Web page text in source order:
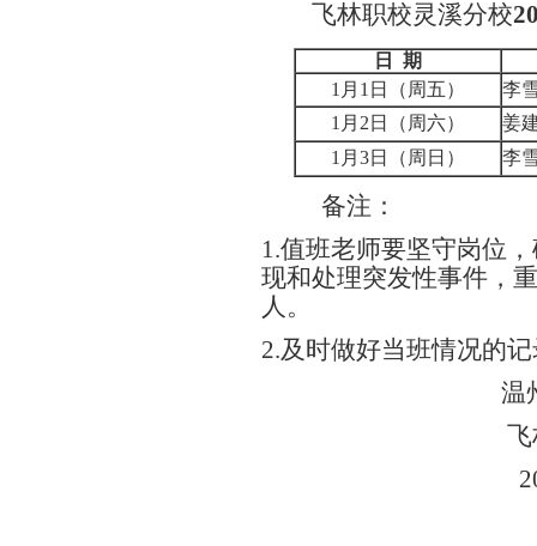
飞林职校灵溪分校
日 期
1月1日（周五）
李
1月2日（周六）
姜
1月3日（周日）
李
备注：
1.值班老师要坚守岗位
现和处理突发性事件，
人。
2.及时做好当班情况的
温州新纪元
飞林职校
2015年12